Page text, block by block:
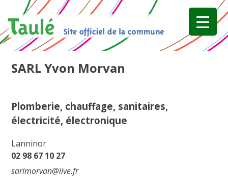
content
SARL Yvon Morvan
Plomberie, chauffage, sanitaires,
électricité, électronique
Lanninor
02 98 67 10 27
sarlmorvan@live.fr